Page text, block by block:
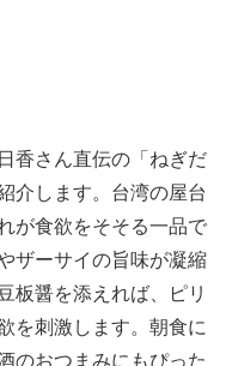
香さん直伝の「ねぎだ
介します。台湾の屋台
が食欲をそそる一品で
ザーサイの旨味が凝縮
板醤を添えれば、ピリ
を刺激します。朝食に
のおつまみにもぴった